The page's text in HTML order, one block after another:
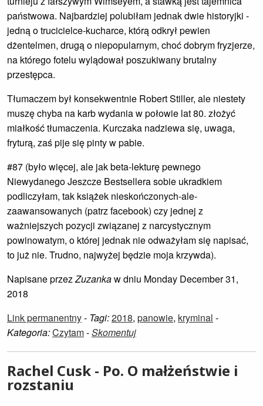
państwowa. Najbardziej polubiłam jednak dwie historyjki -
jedną o trucicielce-kucharce, którą odkrył pewien
dżentelmen, drugą o niepopularnym, choć dobrym fryzjerze,
na którego fotelu wylądował poszukiwany brutalny
przestępca.
Tłumaczem był konsekwentnie Robert Stiller, ale niestety
muszę chyba na karb wydania w połowie lat 80. złożyć
miałkość tłumaczenia. Kurczaka nadziewa się, uwaga,
fryturą, zaś pije się pinty w pabie.
#87 (było więcej, ale jak beta-lekturę pewnego
Niewydanego Jeszcze Bestsellera sobie ukradkiem
podliczyłam, tak książek nieskończonych-ale-
zaawansowanych (patrz facebook) czy jednej z
ważniejszych pozycji związanej z narcystycznym
powinowatym, o której jednak nie odważyłam się napisać,
to już nie. Trudno, najwyżej będzie moja krzywda).
Napisane przezZuzankaw dniu Monday December 31,
2018
Link permanentny- Tagi:2018, panowie, kryminal -
Kategoria:Czytam-Skomentuj
Rachel Cusk - Po. O małżeństwie i
rozstaniu